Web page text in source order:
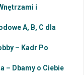
i
A, B, C dla
– Kadr Po
– Dbamy o Ciebie